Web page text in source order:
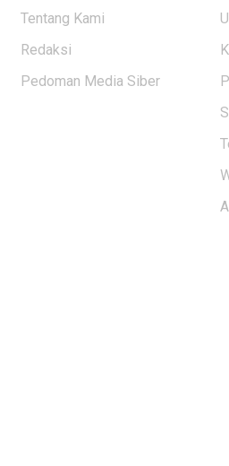
Tentang Kami
Redaksi
Pedoman Media Siber